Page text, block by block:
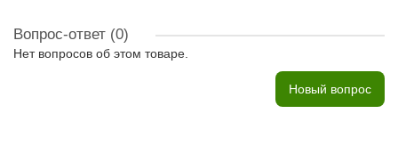
Вопрос-ответ (0)
Нет вопросов об этом товаре.
Новый вопрос